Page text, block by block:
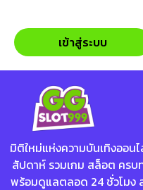
เข้าสู่ระบบ
มิติใหม่แห่งความบันเทิงออน
สัปดาห์ รวมเกม สล็อต คร
พร้อมดูแลตลอด 24 ชั่วโมง